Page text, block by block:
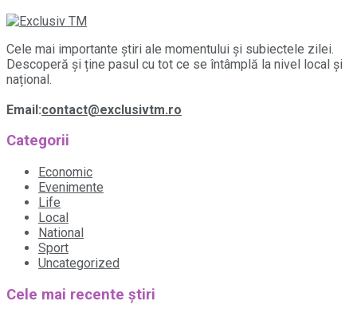
Cele mai importante știri ale momentului și subiectele zilei.
Descoperă și ține pasul cu tot ce se întâmplă la nivel local și
național.
Email:contact@exclusivtm.ro
Categorii
Economic
Evenimente
Life
Local
National
Sport
Uncategorized
Cele mai recente știri